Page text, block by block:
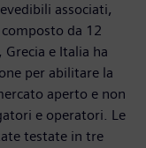
associati,
da 12
e Italia ha
per abilitare la
aperto e non
e operatori. Le
testate in tre